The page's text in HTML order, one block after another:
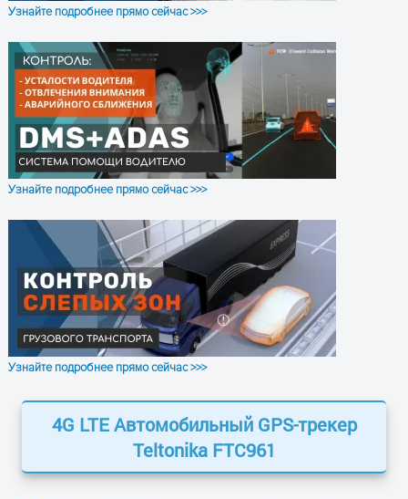
Узнайте подробнее прямо сейчас >>>
Узнайте подробнее прямо сейчас >>>
Узнайте подробнее прямо сейчас >>>
4G LTE Автомобильный GPS-трекер
Teltonika FTС961
передачи
GSM850/
Класс 3 для
26±5dBM
Обмен данными
GSM (GPRS):
Kbps (DL) /
Kbps (UL)
Поддержка
данных
SMS (TEXT,
протоколы
Протокол
данных
Протокол
Питание
Диапазон
входного
напряжения
10–90 V